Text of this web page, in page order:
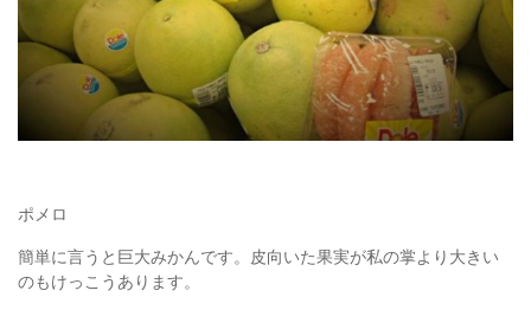
ポメロ
簡単に言うと巨大みかんです。皮向いた果実が私の掌より大きい
のもけっこうあります。